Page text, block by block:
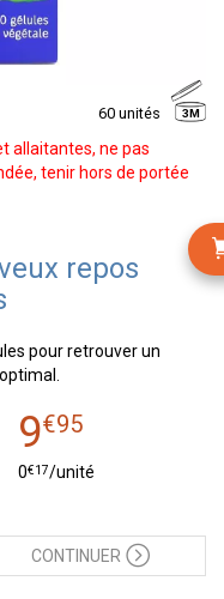
60 unités 3M
allaitantes, ne pas
tenir hors de portée
repos
pour retrouver un
9€95
0€17/unité
CONTINUER